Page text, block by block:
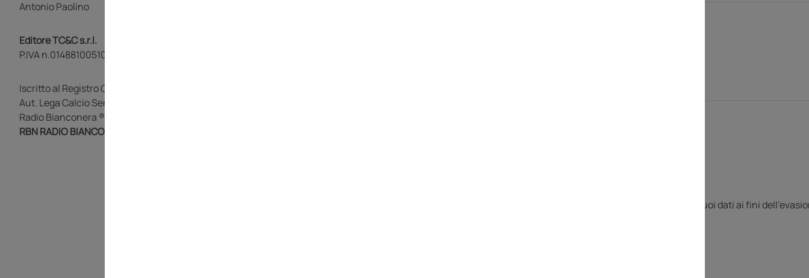
Antonio Paolino
Editore TC&C s.r.l.
P.IVA n.01488100510
Iscritto al Registro Operatori di Comunicazione n. 18246
Aut. Lega Calcio Serie A 2026/2027 num. 164
Radio Bianconera ®
RBN RADIO BIANCO NERA è un marchio registrato
acconsenti al trattamento dei tuoi dati ai fini